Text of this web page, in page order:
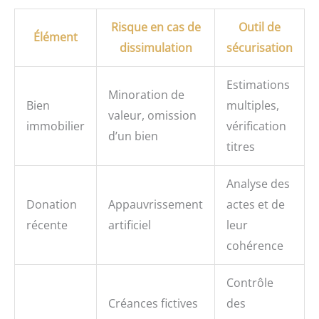
Élément
Risque en cas de
dissimulation
Outil de
sécurisation
Bien
immobilier
Minoration de
valeur, omission
d’un bien
Estimations
multiples,
vérification
titres
Donation
récente
Appauvrissement
artificiel
Analyse des
actes et de
leur
cohérence
Créances fictives
Contrôle
des